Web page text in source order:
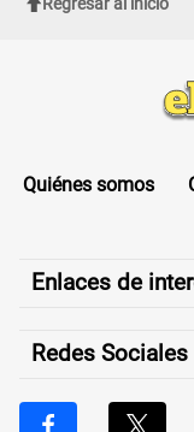
Quiénes somos
Enlaces de
Redes Sociales